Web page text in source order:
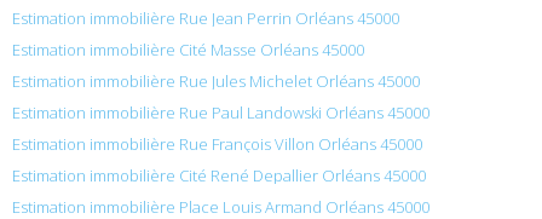
Estimation immobilière Rue Jean Perrin Orléans 45000
Estimation immobilière Cité Masse Orléans 45000
Estimation immobilière Rue Jules Michelet Orléans 45000
Estimation immobilière Rue Paul Landowski Orléans 45000
Estimation immobilière Rue François Villon Orléans 45000
Estimation immobilière Cité René Depallier Orléans 45000
Estimation immobilière Place Louis Armand Orléans 45000